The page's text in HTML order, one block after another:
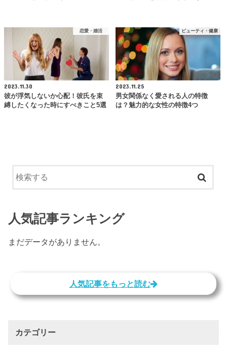
恋愛・婚活
2023.11.30
彼が浮気しないか心配！彼氏を束
縛したくなった時にすべきこと5選
ビューティ・健康
2023.11.25
男女関係なく愛される人の特徴
は？魅力的な女性の特徴4つ
人気記事ランキング
まだデータがありません。
人気記事をもっと読む
カテゴリー